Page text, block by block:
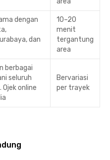
dengan
dan
10–20
menit
tergantung
area
berbagai
seluruh
Ojek online
Bervariasi
per trayek